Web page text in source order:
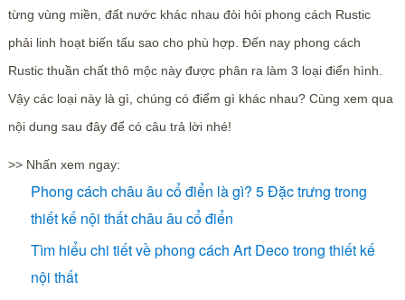
từng vùng miền, đất nước khác nhau đòi hỏi phong cách Rustic
phải linh hoạt biến tấu sao cho phù hợp. Đến nay phong cách
Rustic thuần chất thô mộc này được phân ra làm 3 loại điển hình.
Vậy các loại này là gì, chúng có điểm gì khác nhau? Cùng xem qua
nội dung sau đây để có câu trả lời nhé!
>> Nhấn xem ngay:
Phong cách châu âu cổ điển là gì? 5 Đặc trưng trong
thiết kế nội thất châu âu cổ điển
Tìm hiểu chi tiết về phong cách Art Deco trong thiết kế
nội thất